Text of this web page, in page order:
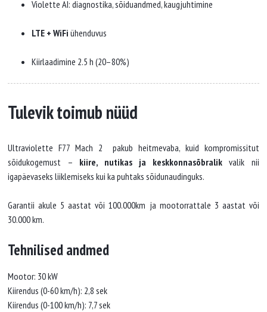
Violette AI: diagnostika, sõiduandmed, kaugjuhtimine
LTE + WiFi ühenduvus
Kiirlaadimine 2.5 h (20–80%)
Tulevik toimub nüüd
Ultraviolette F77 Mach 2 pakub heitmevaba, kuid kompromissitut
sõidukogemust – kiire, nutikas ja keskkonnasõbralik valik nii
igapäevaseks liiklemiseks kui ka puhtaks sõidunaudinguks.
Garantii akule 5 aastat või 100.000km ja mootorrattale 3 aastat või
30.000 km.
Tehnilised andmed
Mootor: 30 kW
Kiirendus (0-60 km/h): 2,8 sek
Kiirendus (0-100 km/h): 7,7 sek